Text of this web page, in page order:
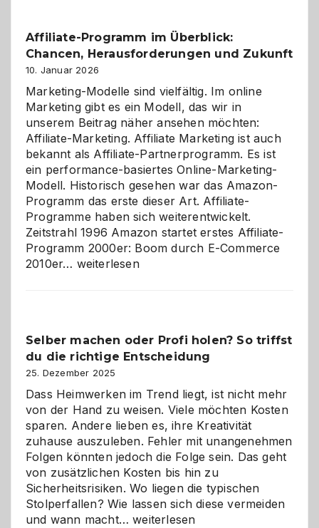
Affiliate-Programm im Überblick:
Chancen, Herausforderungen und Zukunft
10. Januar 2026
Marketing-Modelle sind vielfältig. Im online
Marketing gibt es ein Modell, das wir in
unserem Beitrag näher ansehen möchten:
Affiliate-Marketing. Affiliate Marketing ist auch
bekannt als Affiliate-Partnerprogramm. Es ist
ein performance-basiertes Online-Marketing-
Modell. Historisch gesehen war das Amazon-
Programm das erste dieser Art. Affiliate-
Programme haben sich weiterentwickelt.
Zeitstrahl 1996 Amazon startet erstes Affiliate-
Programm 2000er: Boom durch E-Commerce
2010er… Affiliate-
Herausforderungen
und
Zukunft
weiterlesen
Selber machen oder Profi holen? So triffst
du die richtige Entscheidung
25. Dezember 2025
Dass Heimwerken im Trend liegt, ist nicht mehr
von der Hand zu weisen. Viele möchten Kosten
sparen. Andere lieben es, ihre Kreativität
zuhause auszuleben. Fehler mit unangenehmen
Folgen könnten jedoch die Folge sein. Das geht
von zusätzlichen Kosten bis hin zu
Sicherheitsrisiken. Wo liegen die typischen
Stolperfallen? Wie lassen sich diese vermeiden
und wann macht…Selber
weiterlesen